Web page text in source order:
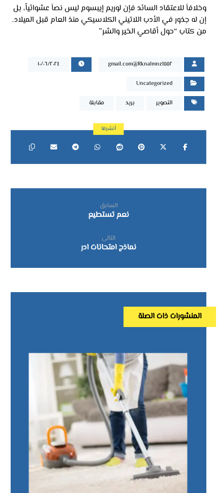
وخلافاَ للاعتقاد السائد فإن لوريم إيبسوم ليس نصاَ عشوائياً، بل
إن له جذور في الأدب اللاتيني الكلاسيكي منذ العام قبل الميلاد.
من كتاب “حول أقاصي الخير والشر”
Rknalmnzl٥٥٢@gmail.com ١٠/٠٦/٢٠٢٤
Uncategorized
التصوير بريد مقابلة
السابق
نعم تستطيع
التالى
نماذج امتحانات ادر
المنشورات ذات الصلة